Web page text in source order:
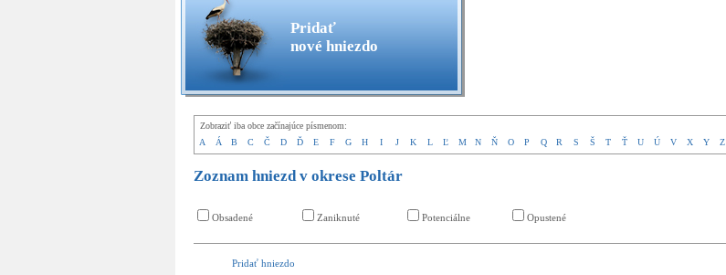
Pridať
nové hniezdo
Zobraziť iba obce začínajúce písmenom:
A
Á B C Č D Ď E F G H I J K L Ľ M N Ň O P Q R S Š T Ť U Ú V X Y Z
Zoznam hniezd v okrese Poltár
Obsadené Zaniknuté Potenciálne Opustené
Pridať hniezdo